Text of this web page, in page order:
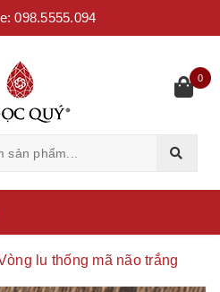
098.5555.094
0
lu thống mã não trắng